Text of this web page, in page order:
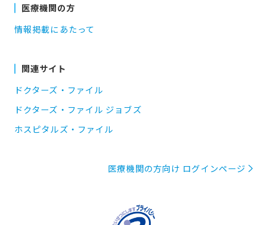
医療機関の方
情報掲載にあたって
関連サイト
ドクターズ・ファイル
ドクターズ・ファイル ジョブズ
ホスピタルズ・ファイル
医療機関の方向け ログインページ